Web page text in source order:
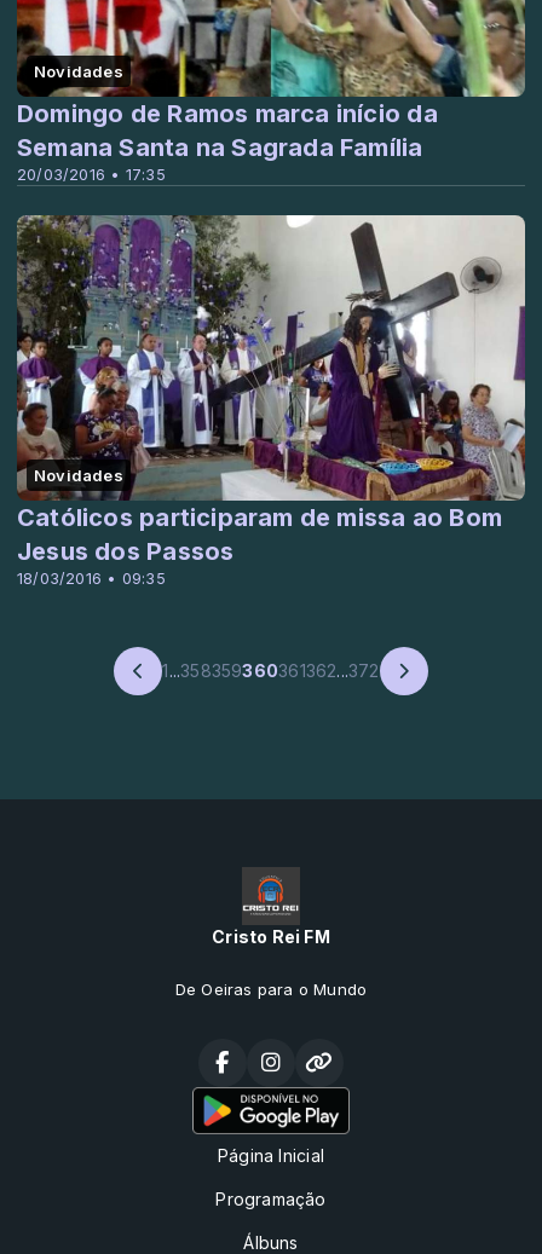
Novidades
20/03/2016 • 17:35
Domingo de Ramos marca início da
Semana Santa na Sagrada Família
Novidades
18/03/2016 • 09:35
Católicos participaram de missa ao Bom
Jesus dos Passos
1...358359360361362...372
Cristo Rei FM
De Oeiras para o Mundo
Página Inicial
Programação
Álbuns